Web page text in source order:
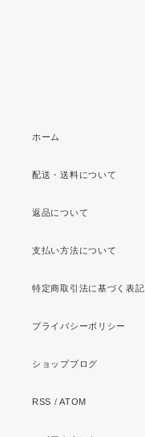
ホーム
配送・送料について
返品について
支払い方法について
特定商取引法に基づく表記
プライバシーポリシー
ショップブログ
RSS /ATOM